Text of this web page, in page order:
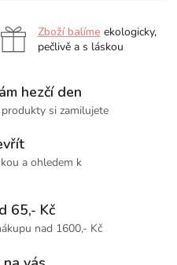
Zboží balíme ekologicky,
pečlivě a s láskou
hezčí den
si zamilujete
a ohledem k
65,- Kč
nad 1600,- Kč